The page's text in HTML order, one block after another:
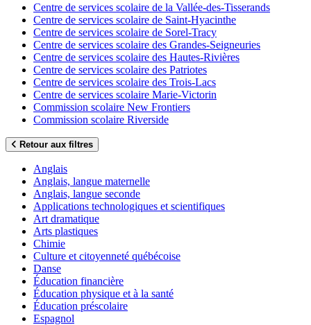
Centre de services scolaire de la Vallée-des-Tisserands
Centre de services scolaire de Saint-Hyacinthe
Centre de services scolaire de Sorel-Tracy
Centre de services scolaire des Grandes-Seigneuries
Centre de services scolaire des Hautes-Rivières
Centre de services scolaire des Patriotes
Centre de services scolaire des Trois-Lacs
Centre de services scolaire Marie-Victorin
Commission scolaire New Frontiers
Commission scolaire Riverside
Retour aux filtres
Anglais
Anglais, langue maternelle
Anglais, langue seconde
Applications technologiques et scientifiques
Art dramatique
Arts plastiques
Chimie
Culture et citoyenneté québécoise
Danse
Éducation financière
Éducation physique et à la santé
Éducation préscolaire
Espagnol